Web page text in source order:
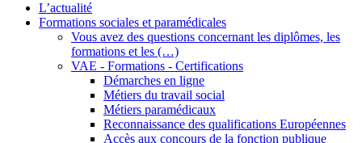
L’actualité
Formations sociales et paramédicales
Vous avez des questions concernant les diplômes, les
formations et les (…)
VAE - Formations - Certifications
Démarches en ligne
Métiers du travail social
Métiers paramédicaux
Reconnaissance des qualifications Européennes
Accès aux concours de la fonction publique